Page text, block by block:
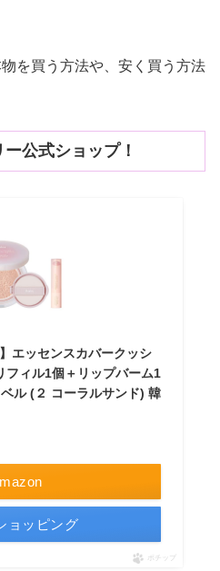
を買う方法や、安く買う方法
公式ショップ！
エッセンスカバークッシ
フィル1個＋リップバーム1
ル (２ コーラルサンド) 韓
ョッピング
ポチップ